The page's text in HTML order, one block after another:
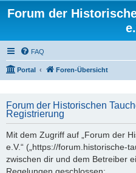
Forum der
FAQ
Portal Foren-Übersicht
Forum der Historischen
Registrierung
Mit dem Zugriff auf „Forum der
e.V.“ („https://forum.historische-
zwischen dir und dem Betreiber